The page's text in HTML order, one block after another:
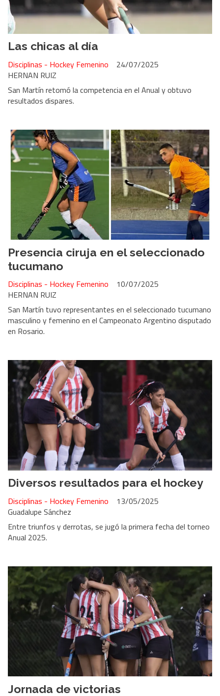
Las chicas al día
HERNAN RUIZ
Disciplinas - Hockey Femenino 24/07/2025
San Martín retomó la competencia en el Anual y obtuvo
resultados dispares.
Presencia ciruja en el seleccionado
tucumano
HERNAN RUIZ
Disciplinas - Hockey Femenino 10/07/2025
San Martín tuvo representantes en el seleccionado tucumano
masculino y femenino en el Campeonato Argentino disputado
en Rosario.
Diversos resultados para el hockey
Guadalupe Sánchez
Disciplinas - Hockey Femenino 13/05/2025
Entre triunfos y derrotas, se jugó la primera fecha del torneo
Anual 2025.
Jornada de victorias